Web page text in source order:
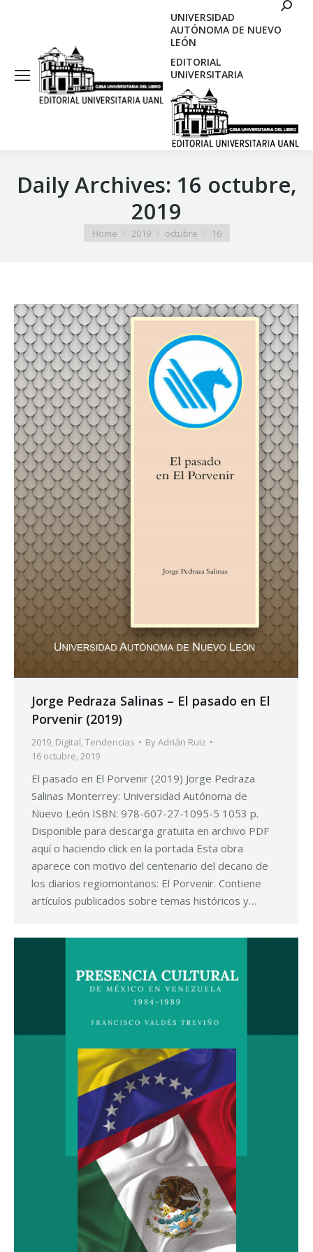
UNIVERSIDAD
AUTÓNOMA DE NUEVO
LEÓN
EDITORIAL
UNIVERSITARIA
Daily Archives: 16 octubre,
2019
You are here:
Home 2019 octubre 16
Jorge Pedraza Salinas – El pasado en El
Porvenir (2019)
2019, Digital,Tendencias ByAdrián Ruiz
16 octubre, 2019
El pasado en El Porvenir (2019) Jorge Pedraza
Salinas Monterrey: Universidad Autónoma de
Nuevo León ISBN: 978-607-27-1095-5 1053 p.
Disponible para descarga gratuita en archivo PDF
aquí o haciendo click en la portada Esta obra
aparece con motivo del centenario del decano de
los diarios regiomontanos: El Porvenir. Contiene
artículos publicados sobre temas históricos y…